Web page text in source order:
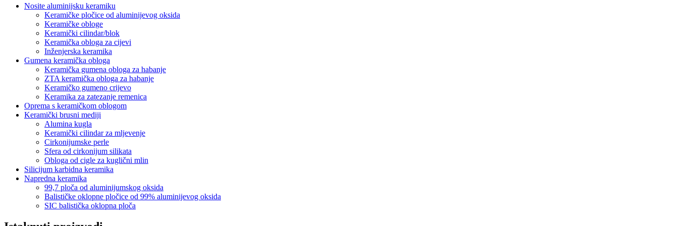
Nosite aluminijsku keramiku
Keramičke pločice od aluminijevog oksida
Keramičke obloge
Keramički cilindar/blok
Keramička obloga za cijevi
Inženjerska keramika
Gumena keramička obloga
Keramička gumena obloga za habanje
ZTA keramička obloga za habanje
Keramičko gumeno crijevo
Keramika za zatezanje remenica
Oprema s keramičkom oblogom
Keramički brusni mediji
Alumina kugla
Keramički cilindar za mljevenje
Cirkonijumske perle
Sfera od cirkonijum silikata
Obloga od cigle za kuglični mlin
Silicijum karbidna keramika
Napredna keramika
99,7 ploča od aluminijumskog oksida
Balističke oklopne pločice od 99% aluminijevog oksida
SIC balistička oklopna ploča